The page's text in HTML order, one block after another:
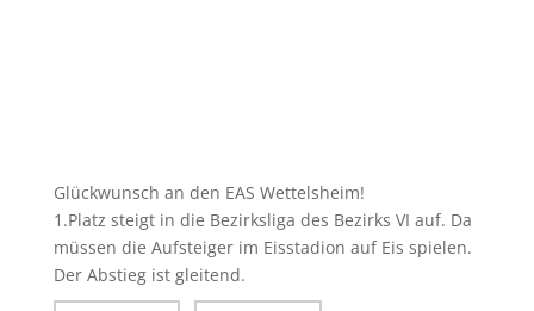
Glückwunsch an den EAS Wettelsheim!
1.Platz steigt in die Bezirksliga des Bezirks VI auf. Da
müssen die Aufsteiger im Eisstadion auf Eis spielen.
Der Abstieg ist gleitend.